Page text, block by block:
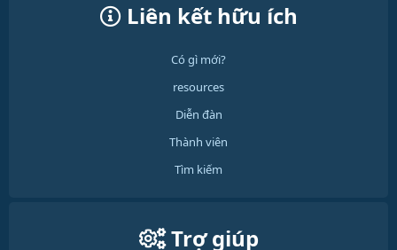
Liên kết hữu ích
Có gì mới?
resources
Diễn đàn
Thành viên
Tìm kiếm
Trợ giúp